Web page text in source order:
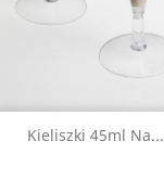
Kieliszki 45ml Na...